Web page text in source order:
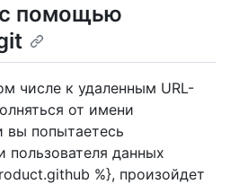
помощью
числе к удаленным URL-
от имени
вы попытаетесь
пользователя данных
%}, произойдет